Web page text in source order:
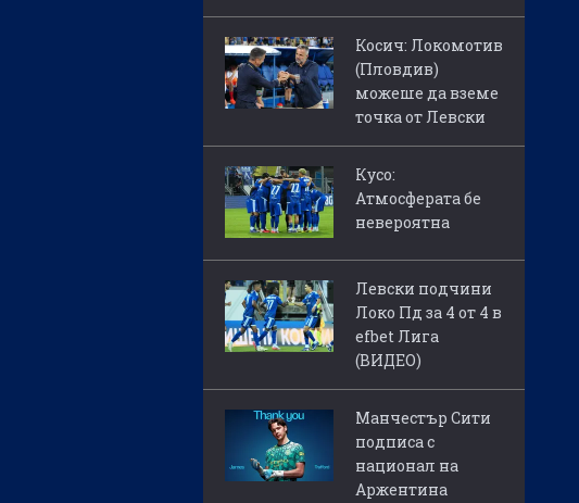
Косич: Локомотив
(Пловдив)
можеше да вземе
точка от Левски
Кусо:
Атмосферата бе
невероятна
Левски подчини
Локо Пд за 4 от 4 в
efbet Лига
(ВИДЕО)
Манчестър Сити
подписа с
национал на
Аржентина